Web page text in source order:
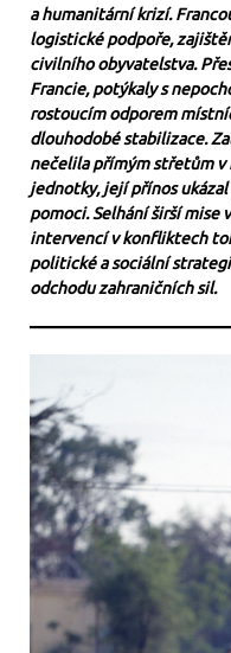
a humanitární krizí.
logistické podpoře,
civilního obyvatelstva.
Francie, potýkaly s
rostoucím odporem
dlouhodobé stabilizace.
nečelila přímým střetům v
jednotky, její přínos
pomoci. Selhání širší mise
intervencí v konfliktech
politické a sociální
odchodu zahraničních sil.